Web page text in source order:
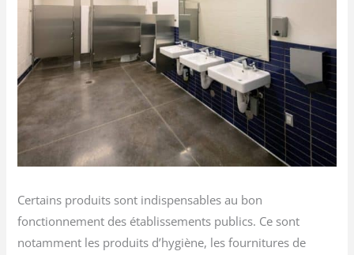
Certains produits sont indispensables au bon
fonctionnement des établissements publics. Ce sont
notamment les produits d’hygiène, les fournitures de